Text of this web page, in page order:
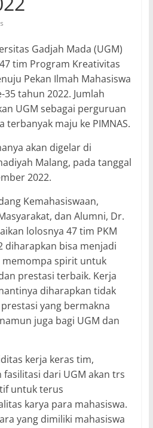
Gadjah Mada (UGM)
tim Program Kreativitas
Pekan Ilmah Mahasiswa
35 tahun 2022. Jumlah
UGM sebagai perguruan
terbanyak maju ke PIMNAS.
akan digelar di
Malang, pada tanggal
2022.
Kemahasiswaan,
dan Alumni, Dr.
lolosnya 47 tim PKM
diharapkan bisa menjadi
memompa spirit untuk
prestasi terbaik. Kerja
diharapkan tidak
yang bermakna
juga bagi UGM dan
kerja keras tim,
dari UGM akan trs
untuk terus
karya para mahasiswa.
yang dimiliki mahasiswa